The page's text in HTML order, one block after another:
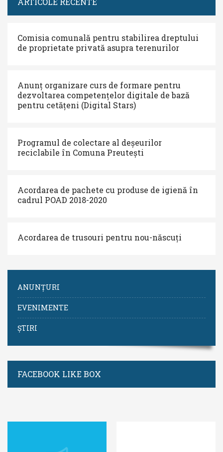
Comisia comunală pentru stabilirea dreptului
de proprietate privată asupra terenurilor
Anunț organizare curs de formare pentru
dezvoltarea competențelor digitale de bază
pentru cetățeni (Digital Stars)
Programul de colectare al deșeurilor
reciclabile în Comuna Preutești
Acordarea de pachete cu produse de igienă în
cadrul POAD 2018-2020
Acordarea de trusouri pentru nou-născuți
ANUNȚURI
EVENIMENTE
ȘTIRI
FACEBOOK LIKE BOX